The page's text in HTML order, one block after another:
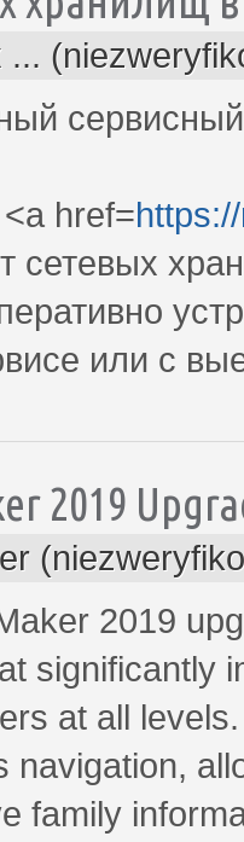
...
href=
сетевых
или с
2019
2019
significantly
at all
navigation,
family